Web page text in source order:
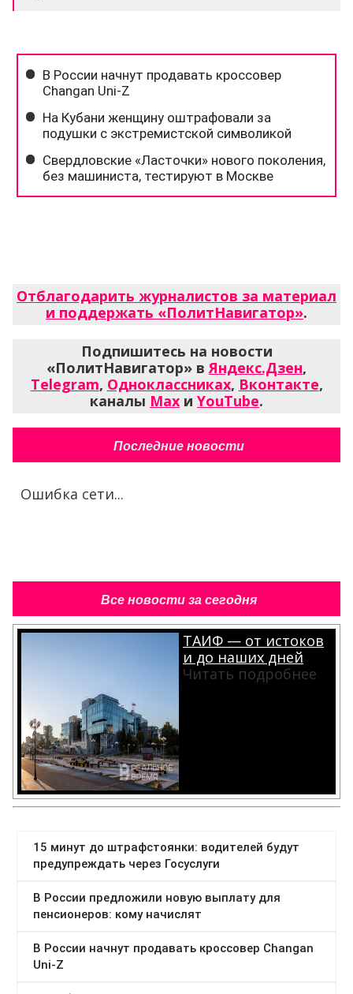
Отблагодарить журналистов за материал
и поддержать «ПолитНавигатор».
Подпишитесь на новости
«ПолитНавигатор» в Яндекс.Дзен,
Telegram, Одноклассниках, Вконтакте,
каналы Max и YouTube.
Последние новости
Ошибка сети...
Все новости за сегодня
ТАИФ — от истоков
и до наших дней
Читать подробнее